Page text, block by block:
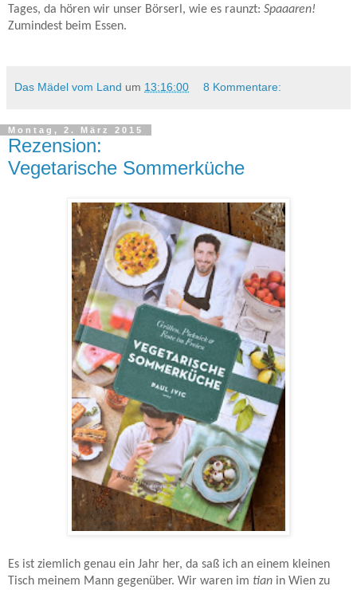
Tages, da hören wir unser Börserl, wie es raunzt: Spaaaren!
Zumindest beim Essen.
Das Mädel vom Land um 13:16:00 8 Kommentare:
Montag, 2. März 2015
Rezension:
Vegetarische Sommerküche
Es ist ziemlich genau ein Jahr her, da saß ich an einem kleinen
Tisch meinem Mann gegenüber. Wir waren im tian in Wien zu